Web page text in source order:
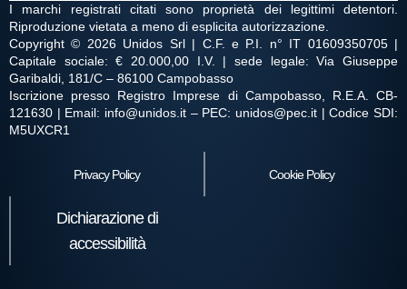
I marchi registrati citati sono proprietà dei legittimi detentori.
Riproduzione vietata a meno di esplicita autorizzazione.
Copyright © 2026 Unidos Srl | C.F. e P.I. n° IT 01609350705 |
Capitale sociale: € 20.000,00 I.V. | sede legale: Via Giuseppe
Garibaldi, 181/C – 86100 Campobasso
Iscrizione presso Registro Imprese di Campobasso, R.E.A. CB-
121630 | Email: info@unidos.it – PEC: unidos@pec.it | Codice SDI:
M5UXCR1
Privacy Policy Cookie Policy
Dichiarazione di
accessibilità